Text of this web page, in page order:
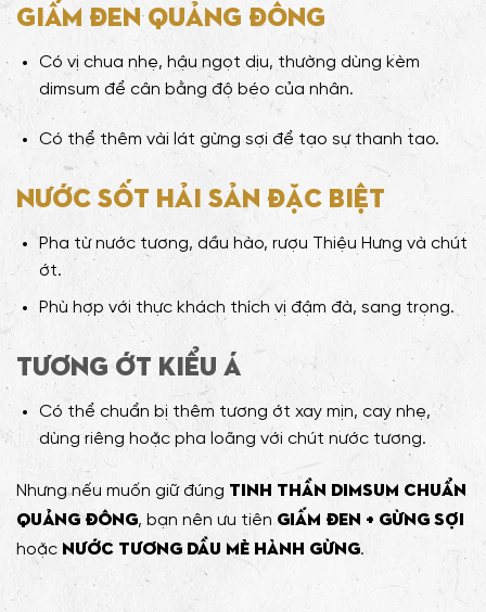
Giấm đen Quảng Đông
Có vị chua nhẹ, hậu ngọt dịu, thường dùng kèm
dimsum để cân bằng độ béo của nhân.
Có thể thêm vài lát gừng sợi để tạo sự thanh tao.
Nước sốt hải sản đặc biệt
Pha từ nước tương, dầu hào, rượu Thiệu Hưng và chút
ớt.
Phù hợp với thực khách thích vị đậm đà, sang trọng.
Tương ớt kiểu Á
Có thể chuẩn bị thêm tương ớt xay mịn, cay nhẹ,
dùng riêng hoặc pha loãng với chút nước tương.
Nhưng nếu muốn giữ đúng tinh thần dimsum chuẩn
Quảng Đông, bạn nên ưu tiên giấm đen + gừng sợi
hoặc nước tương dầu mè hành gừng.